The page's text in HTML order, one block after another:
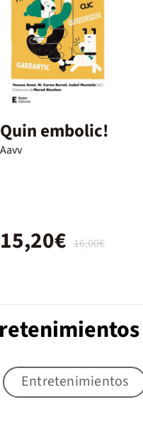
Quin embolic!
Aavv
16,00€
15,20€
Entretenimientos